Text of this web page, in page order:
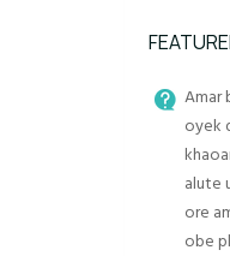
Amar
oyek
alute
ore
obe